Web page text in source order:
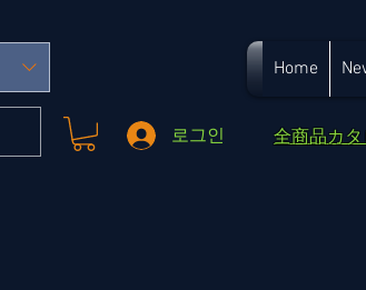
Home
로그인 全商品カ